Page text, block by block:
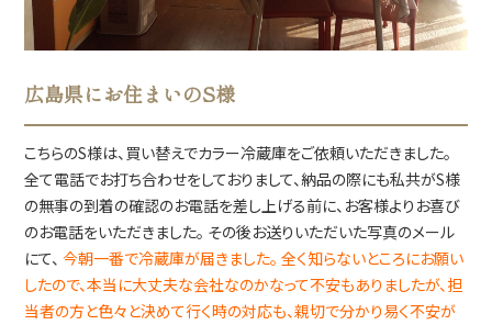
広島県にお住まいのS様
こちらのS様は、買い替えでカラー冷蔵庫をご依頼いただきました。
全て電話でお打ち合わせをしておりまして、納品の際にも私共がS様
の無事の到着の確認のお電話を差し上げる前に、お客様よりお喜び
のお電話をいただきました。 その後お送りいただいた写真のメール
にて、今朝一番で冷蔵庫が届きました。 全く知らないところにお願い
したので、本当に大丈夫な会社なのかなって不安もありましたが、担
当者の方と色々と決めて行く時の対応も、親切で分かり易く不安が